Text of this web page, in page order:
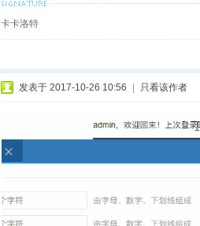
卡卡洛特
发表于 2017-10-26 10:56 只看该作者